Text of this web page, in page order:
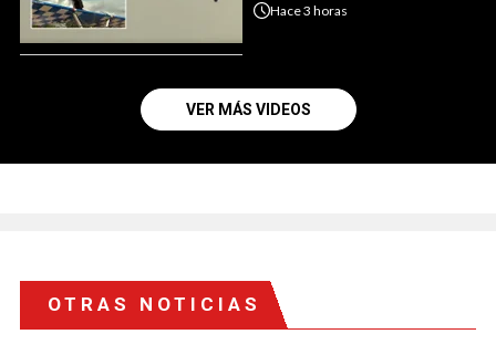
Hace3 horas
VER MÁS VIDEOS
OTRAS NOTICIAS